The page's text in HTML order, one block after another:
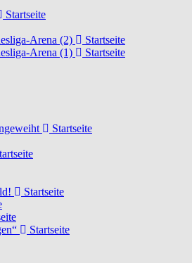
Startseite
Arena (2)
Startseite
Arena (1)
Startseite
Startseite
Startseite
Startseite